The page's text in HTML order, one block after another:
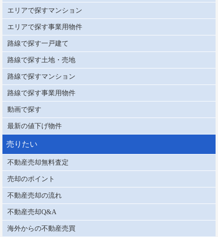
エリアで探すマンション
エリアで探す事業用物件
路線で探す一戸建て
路線で探す土地・売地
路線で探すマンション
路線で探す事業用物件
動画で探す
最新の値下げ物件
売りたい
不動産売却無料査定
売却のポイント
不動産売却の流れ
不動産売却Q&A
海外からの不動産売買